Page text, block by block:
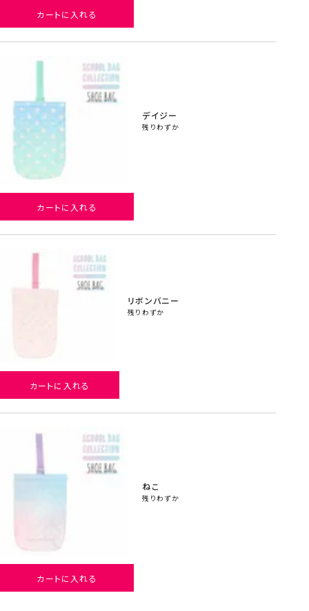
カートに入れる
デイジー
残りわずか
カートに入れる
リボンバニー
残りわずか
カートに入れる
ねこ
残りわずか
カートに入れる